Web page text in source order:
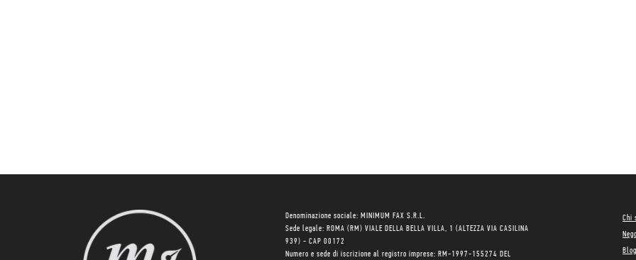
Denominazione sociale: MINIMUM FAX S.R.L.
Sede legale: ROMA (RM) VIALE DELLA BELLA VILLA, 1 (ALTEZZA VIA CASILINA
939) - CAP 00172
Numero e sede di iscrizione al registro imprese: RM-1997-155274 DEL
Chi